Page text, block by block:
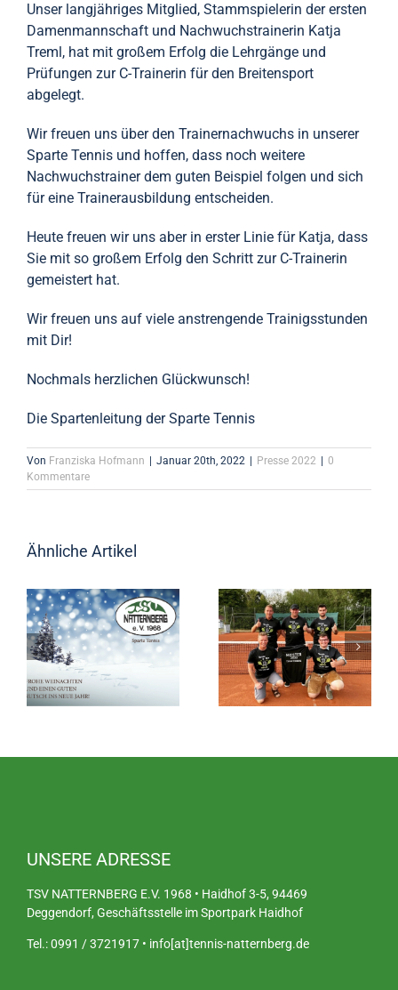
Unser langjähriges Mitglied, Stammspielerin der ersten
Damenmannschaft und Nachwuchstrainerin Katja
Treml, hat mit großem Erfolg die Lehrgänge und
Prüfungen zur C-Trainerin für den Breitensport
abgelegt.
Wir freuen uns über den Trainernachwuchs in unserer
Sparte Tennis und hoffen, dass noch weitere
Nachwuchstrainer dem guten Beispiel folgen und sich
für eine Trainerausbildung entscheiden.
Heute freuen wir uns aber in erster Linie für Katja, dass
Sie mit so großem Erfolg den Schritt zur C-Trainerin
gemeistert hat.
Wir freuen uns auf viele anstrengende Trainigsstunden
mit Dir!
Nochmals herzlichen Glückwunsch!
Die Spartenleitung der Sparte Tennis
Von Franziska Hofmann Januar 20th, 2022 Presse 2022
0
Kommentare
Ähnliche Artikel
UNSERE ADRESSE
TSV NATTERNBERG E.V. 1968 • Haidhof 3-5, 94469
Deggendorf, Geschäftsstelle im Sportpark Haidhof
Tel.: 0991 / 3721917 • info[at]tennis-natternberg.de